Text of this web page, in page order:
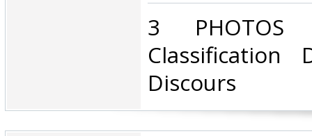
‎3 PHOTOS
Classification
Discours‎